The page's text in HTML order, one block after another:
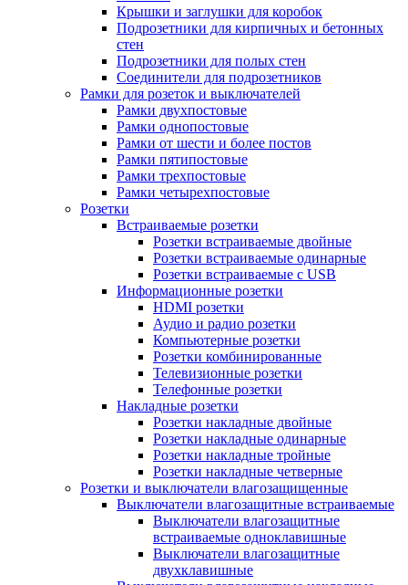
Крышки и заглушки для коробок
Подрозетники для кирпичных и бетонных
стен
Подрозетники для полых стен
Соединители для подрозетников
Рамки для розеток и выключателей
Рамки двухпостовые
Рамки однопостовые
Рамки от шести и более постов
Рамки пятипостовые
Рамки трехпостовые
Рамки четырехпостовые
Розетки
Встраиваемые розетки
Розетки встраиваемые двойные
Розетки встраиваемые одинарные
Розетки встраиваемые с USB
Информационные розетки
HDMI розетки
Аудио и радио розетки
Компьютерные розетки
Розетки комбинированные
Телевизионные розетки
Телефонные розетки
Накладные розетки
Розетки накладные двойные
Розетки накладные одинарные
Розетки накладные тройные
Розетки накладные четверные
Розетки и выключатели влагозащищенные
Выключатели влагозащитные встраиваемые
Выключатели влагозащитные
встраиваемые одноклавишные
Выключатели влагозащитные
двухклавишные